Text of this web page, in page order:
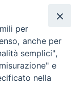
per
anche per
semplici",
e
nella